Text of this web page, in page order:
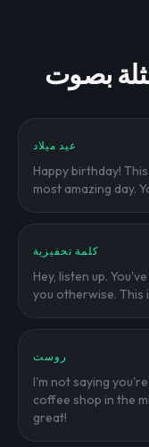
عيد ميلاد
Happy birthday!
most amazing day.
كلمة تحفيزية
Hey, listen up.
you otherwise. This
روست
I'm not saying
coffee shop in the
great!